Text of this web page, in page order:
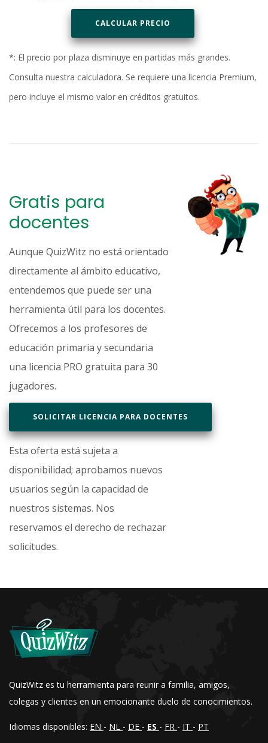
CALCULAR PRECIO
*: El precio por plaza disminuye en partidas más grandes.
Consulta nuestra calculadora. Se requiere una licencia Premium,
pero incluye el mismo valor en créditos gratuitos.
Gratis para
docentes
Aunque QuizWitz no está orientado
directamente al ámbito educativo,
entendemos que puede ser una
herramienta útil para los docentes.
Ofrecemos a los profesores de
educación primaria y secundaria
una licencia PRO gratuita para 30
jugadores.
SOLICITAR LICENCIA PARA DOCENTES
Esta oferta está sujeta a
disponibilidad; aprobamos nuevos
usuarios según la capacidad de
nuestros sistemas. Nos
reservamos el derecho de rechazar
solicitudes.
QuizWitz es tu herramienta para reunir a familia, amigos,
colegas y clientes en un emocionante duelo de conocimientos.
Idiomas disponibles: EN - NL - DE - ES - FR - IT - PT